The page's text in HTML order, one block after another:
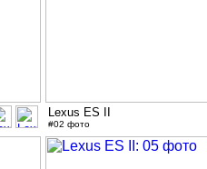
Lexus ES II
#02 фото